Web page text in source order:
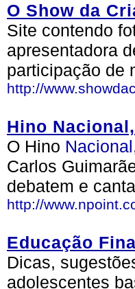
O Show da
Site contendo
apresentadora
participação de
http://
Hino
O Hino Nacional
Carlos
debatem e
http://
Educação
Dicas,
adolescentes